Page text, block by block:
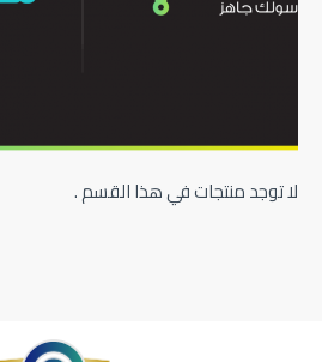
لا توجد منتجات في هذا القسم .